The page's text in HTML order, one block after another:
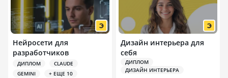
Нейросети для
разработчиков
ДИПЛОМ
CLAUDE
GEMINI
+ ЕЩЕ 10
Дизайн интерьера для
себя
ДИПЛОМ
ДИЗАЙН ИНТЕРЬЕРА